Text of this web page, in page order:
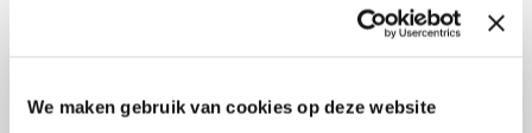
We maken gebruik van cookies op deze website
Jouw persoonlijke coach staat klaar om al je individuele vragen te
beantwoorden.